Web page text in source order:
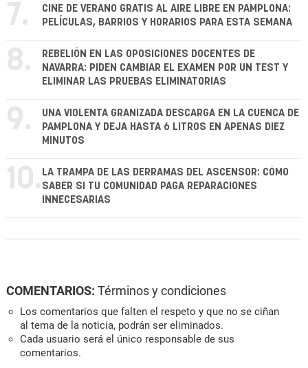
7.
CINE DE VERANO GRATIS AL AIRE LIBRE EN PAMPLONA:
PELÍCULAS, BARRIOS Y HORARIOS PARA ESTA SEMANA
8.
REBELIÓN EN LAS OPOSICIONES DOCENTES DE
NAVARRA: PIDEN CAMBIAR EL EXAMEN POR UN TEST Y
ELIMINAR LAS PRUEBAS ELIMINATORIAS
9.
UNA VIOLENTA GRANIZADA DESCARGA EN LA CUENCA DE
PAMPLONA Y DEJA HASTA 6 LITROS EN APENAS DIEZ
MINUTOS
10. LA TRAMPA DE LAS DERRAMAS DEL ASCENSOR: CÓMO
SABER SI TU COMUNIDAD PAGA REPARACIONES
INNECESARIAS
COMENTARIOS: Términos y condiciones
Los comentarios que falten el respeto y que no se ciñan
al tema de la noticia, podrán ser eliminados.
Cada usuario será el único responsable de sus
comentarios.